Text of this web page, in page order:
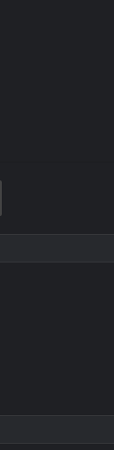
Yazdır